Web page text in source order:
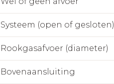
Systeem (open of gesloten)
Rookgasafvoer (diameter)
Bovenaansluiting